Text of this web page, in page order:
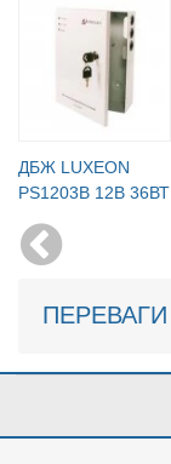
ДБЖ LUXEON
PS1203B 12В 36ВТ
ПЕРЕВАГИ